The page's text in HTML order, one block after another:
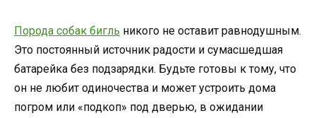
Порода собак бигль никого не оставит равнодушным.
Это постоянный источник радости и сумасшедшая
батарейка без подзарядки. Будьте готовы к тому, что
он не любит одиночества и может устроить дома
погром или «подкоп» под дверью, в ожидании